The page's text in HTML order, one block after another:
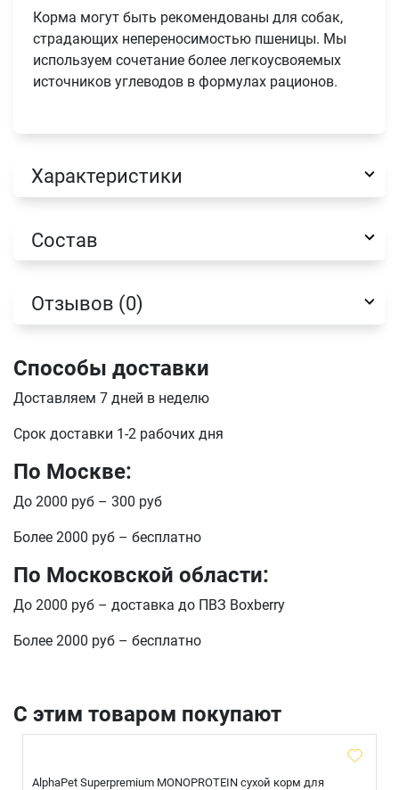
Корма могут быть рекомендованы для собак,
страдающих непереносимостью пшеницы. Мы
используем сочетание более легкоусвояемых
источников углеводов в формулах рационов.
Характеристики
Состав
Отзывов (0)
Способы доставки
Доставляем 7 дней в неделю
Срок доставки 1-2 рабочих дня
По Москве:
До 2000 руб – 300 руб
Более 2000 руб – бесплатно
По Московской области:
До 2000 руб – доставка до ПВЗ Boxberry
Более 2000 руб – бесплатно
С этим товаром покупают
AlphaPet Superpremium MONOPROTEIN сухой корм для
Оформить заказ
Имя